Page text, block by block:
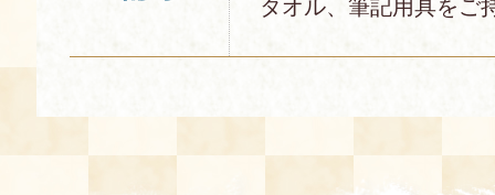
タオル、筆記用具をご